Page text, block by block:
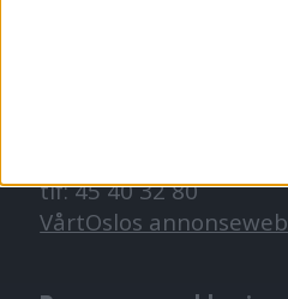
tlf: 45 40 32 80
VårtOslos annonseweb